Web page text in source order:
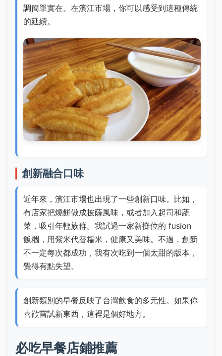
調簡單實在。在濱江市場，你可以感受到這種傳統
的延續。
創新融合口味
近年來，濱江市場也出現了一些創新口味。比如，
有店家把燒餅做成披薩風味，或者加入起司和蔬
菜，吸引年輕族群。我試過一家新攤位的 fusion
飯糰，用紫米代替糯米，健康又美味。不過，創新
不一定每次都成功，我有次吃到一個太甜的版本，
覺得有點失望。
創新類別的早餐反映了台灣飲食的多元性。如果你
喜歡嘗試新東西，這裡是個好地方。
必吃早餐店鋪推薦